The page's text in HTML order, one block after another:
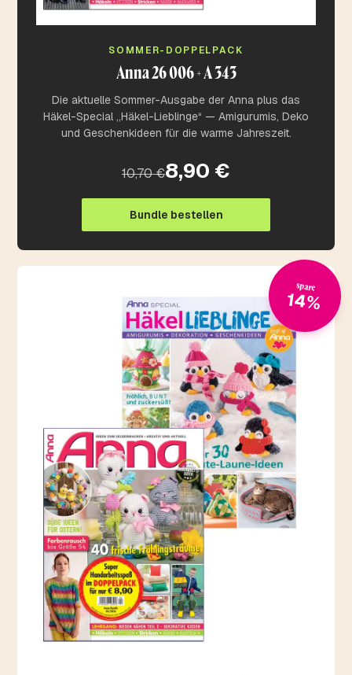
SOMMER-DOPPELPACK
Anna 26 006 + A 343
Die aktuelle Sommer-Ausgabe der Anna plus das
Häkel-Special „Häkel-Lieblinge“ — Amigurumis, Deko
und Geschenkideen für die warme Jahreszeit.
10,70 €8,90 €
Bundle bestellen
spare
14%